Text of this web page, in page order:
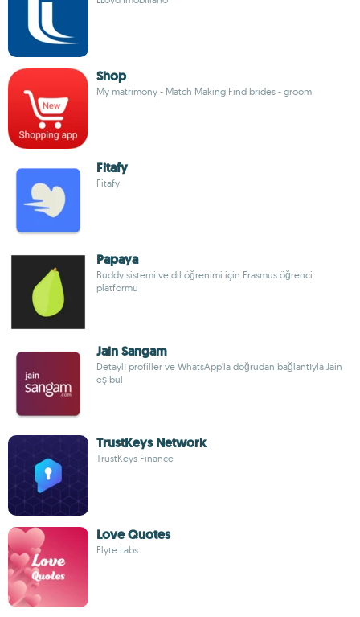
Shop
My matrimony - Match Making Find brides - groom
Fitafy
Fitafy
Papaya
Buddy sistemi ve dil öğrenimi için Erasmus öğrenci
platformu
Jain Sangam
Detaylı profiller ve WhatsApp’la doğrudan bağlantıyla Jain
eş bul
TrustKeys Network
TrustKeys Finance
Love Quotes
Elyte Labs